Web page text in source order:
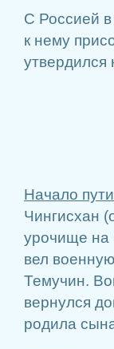
С Россией
к нему
утвердился
Начало пути
Чингисхан
урочище на
вел
Темучин.
вернулся
родила